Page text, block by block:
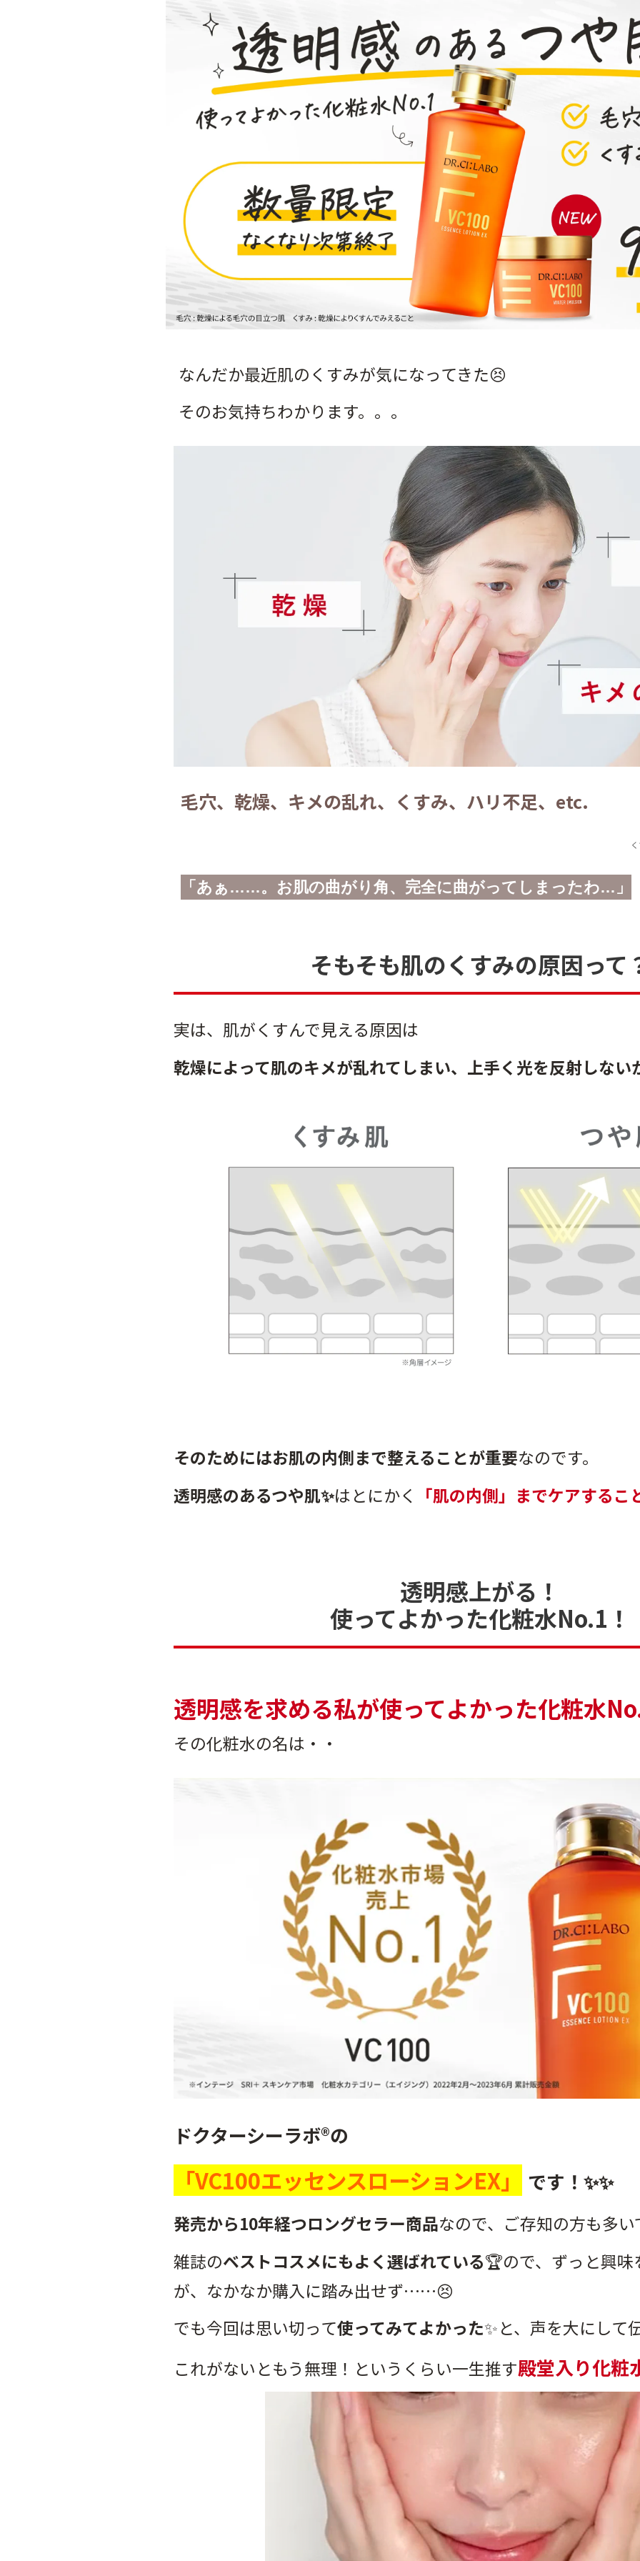
なんだか最近肌のくすみが気になってきた😣
そのお気持ちわかります。。。
毛穴、乾燥、キメの乱れ、くすみ、ハリ不足、etc.
「あぁ……。お肌の曲がり角、完全に曲がってしまったわ…」
そもそも肌のくすみの原因って
実は、肌がくすんで見える原因は
乾燥によって肌のキメが乱れてしまい、上手く光を反射しない
そのためにはお肌の内側まで整えることが重要なのです。
透明感のあるつや肌✨️はとにかく 「肌の内側」までケアするこ
透明感上がる！
使ってよかった化粧水No.1！
透明感を求める私が使ってよかった化粧水
その化粧水の名は・・
ドクターシーラボ®の
「VC100エッセンスローションEX」 です！✨✨
発売から10年経つロングセラー商品なので、ご存知の方も多
雑誌のベストコスメにもよく選ばれている🏆️ので、ずっと興
が、なかなか購入に踏み出せず……😣
でも今回は思い切って使ってみてよかった✨️と、声を大にして
これがないともう無理！というくらい一生推す殿堂入り化粧